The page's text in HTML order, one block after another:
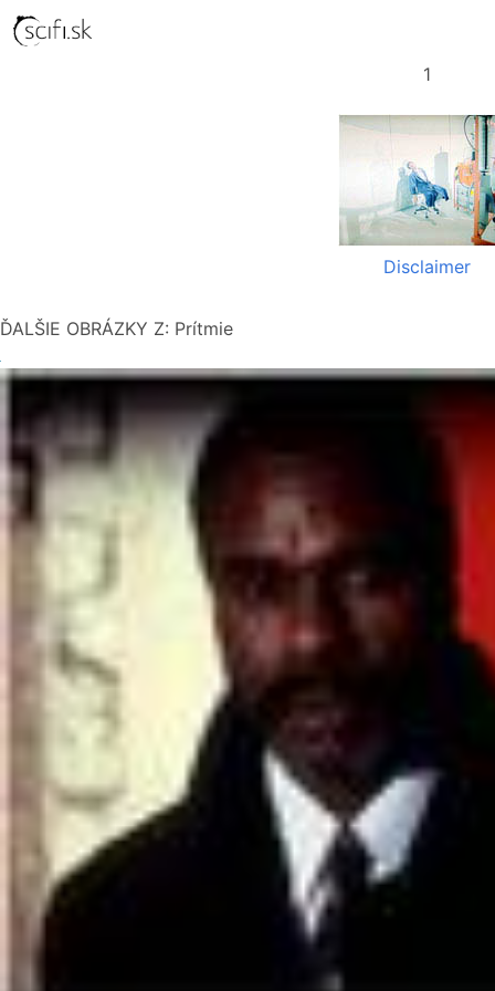
1
Disclaimer
ĎALŠIE OBRÁZKY Z: Prítmie